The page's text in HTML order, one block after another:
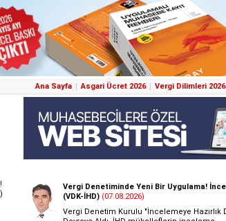
Ana Sayfa Asgari Ücret 2026 Vergi Dilimleri 2026